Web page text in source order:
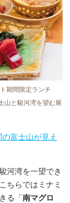
期間限定ランチ
山と駿河湾を望む展
富士山が見え
河湾を一望でき
ちらではミナミ
る「 南マグロ